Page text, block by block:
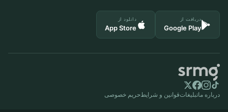
دریافت از
Google Play
دانلود از
App Store
درباره ماتبلیغاتقوانین و شرایطحریم خصوصی